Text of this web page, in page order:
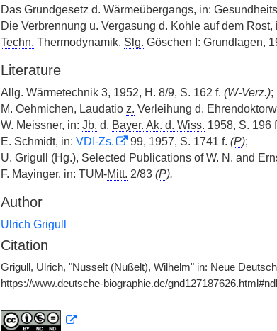
Das Grundgesetz d. Wärmeübergangs, in:
Die Verbrennung u. Vergasung d. Kohle auf dem Rost,
Techn. Thermodynamik, Slg. Göschen I: Grundlagen,
Literature
Allg. Wärmetechnik 3, 1952, H. 8/9, S. 162 f. (W-Verz.);
M. Oehmichen, Laudatio z. Verleihung d.
W. Meissner, in: Jb. d. Bayer. Ak. d. Wiss. 1958, S. 196
E. Schmidt, in: VDI-Zs. 99, 1957, S. 1741 f. (P);
U. Grigull (Hg.), Selected Publications of W. N. and
F. Mayinger, in: TUM-Mitt. 2/83 (P).
Author
Ulrich Grigull
Citation
Grigull, Ulrich, "Nusselt (Nußelt), Wilhelm" in: Neue
https://www.deutsche-biographie.de/